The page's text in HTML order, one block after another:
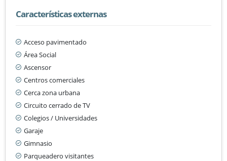
Características externas
Acceso pavimentado
Área Social
Ascensor
Centros comerciales
Cerca zona urbana
Circuito cerrado de TV
Colegios / Universidades
Garaje
Gimnasio
Parqueadero visitantes